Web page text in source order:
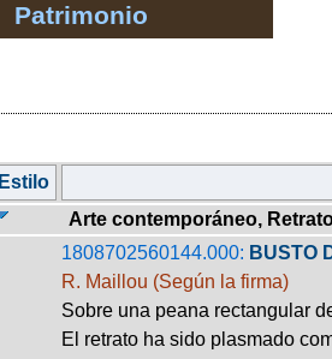
Patrimonio
Estilo
Arte contemporáneo,
1808702560144.000: BUSTO
R. Maillou (Según la firma)
Sobre una peana rectangular
El retrato ha sido plasmado